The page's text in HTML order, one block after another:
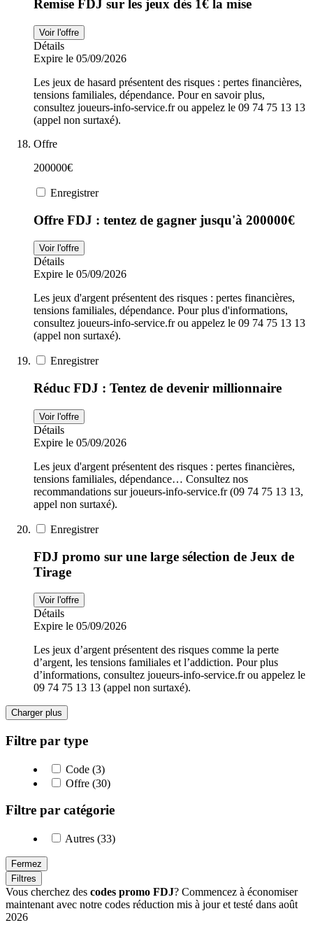
Remise FDJ sur les jeux dès 1€ la mise
Voir l'offre
Détails
Expire le 05/09/2026
Les jeux de hasard présentent des risques : pertes financières,
tensions familiales, dépendance. Pour en savoir plus,
consultez joueurs-info-service.fr ou appelez le 09 74 75 13 13
(appel non surtaxé).
Offre
200000€
Enregistrer
Offre FDJ : tentez de gagner jusqu'à 200000€
Voir l'offre
Détails
Expire le 05/09/2026
Les jeux d'argent présentent des risques : pertes financières,
tensions familiales, dépendance. Pour plus d'informations,
consultez joueurs-info-service.fr ou appelez le 09 74 75 13 13
(appel non surtaxé).
Enregistrer
Réduc FDJ : Tentez de devenir millionnaire
Voir l'offre
Détails
Expire le 05/09/2026
Les jeux d'argent présentent des risques : pertes financières,
tensions familiales, dépendance… Consultez nos
recommandations sur joueurs-info-service.fr (09 74 75 13 13,
appel non surtaxé).
Enregistrer
FDJ promo sur une large sélection de Jeux de
Tirage
Voir l'offre
Détails
Expire le 05/09/2026
Les jeux d’argent présentent des risques comme la perte
d’argent, les tensions familiales et l’addiction. Pour plus
d’informations, consultez joueurs-info-service.fr ou appelez le
09 74 75 13 13 (appel non surtaxé).
Charger plus
Filtre par type
Code (3)
Offre (30)
Filtre par catégorie
Autres (33)
Fermez
Filtres
Vous cherchez des codes promo FDJ? Commencez à économiser
maintenant avec notre codes réduction mis à jour et testé dans août
2026